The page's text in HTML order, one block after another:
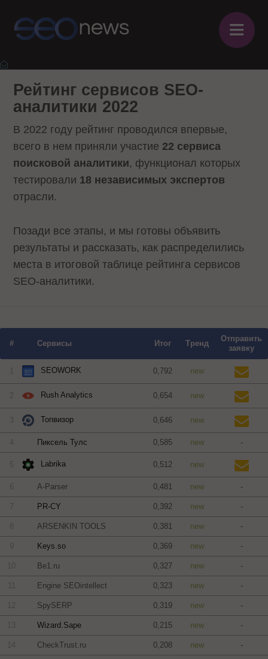
≡
Рейтинг сервисов SEO-
аналитики 2022
В 2022 году рейтинг проводился впервые,
всего в нем приняли участие 22 сервиса
поисковой аналитики, функционал которых
тестировали 18 независимых экспертов
отрасли.
Позади все этапы, и мы готовы объявить
результаты и рассказать, как распределились
места в итоговой таблице рейтинга сервисов
SEO-аналитики.
# Сервисы Итог Тренд
Отправить
заявку
SEOWORK 0,792 new
2 Rush Analytics 0,654 new
3 Топвизор 0,646 new
Пиксель Тулс 0,585 new -
5 Labrika 0,512 new
A-Parser 0,481 new -
7 PR-CY 0,392 new -
8 ARSENKIN TOOLS 0,381 new -
Keys.so 0,369 new -
Be1.ru 0,327 new -
Engine SEOintellect 0,323 new -
12 SpySERP 0,319 new -
13 Wizard.Sape 0,215 new -
CheckTrust.ru 0,208 new -